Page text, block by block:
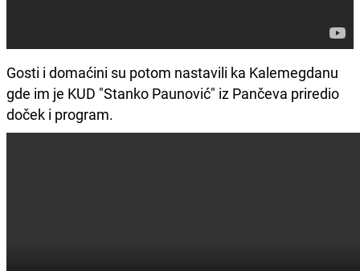
Gosti i domaćini su potom nastavili ka Kalemegdanu
gde im je KUD "Stanko Paunović" iz Pančeva priredio
doček i program.